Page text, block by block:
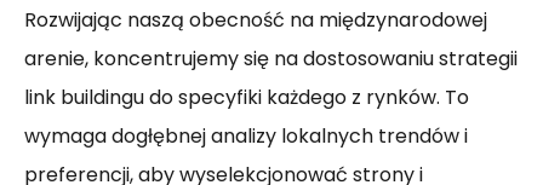
Rozwijając naszą obecność na międzynarodowej
arenie, koncentrujemy się na dostosowaniu strategii
link buildingu do specyfiki każdego z rynków. To
wymaga dogłębnej analizy lokalnych trendów i
preferencji, aby wyselekcjonować strony i